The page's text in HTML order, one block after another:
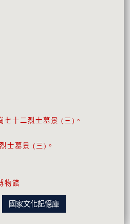
七十二烈士墓景 (三)。
士墓景 (三)。
物館
國家文化記憶庫